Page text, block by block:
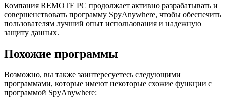
Компания REMOTE PC продолжает активно разрабатывать и
совершенствовать программу SpyAnywhere, чтобы обеспечить
пользователям лучший опыт использования и надежную
защиту данных.
Похожие программы
Возможно, вы также заинтересуетесь следующими
программами, которые имеют некоторые схожие функции с
программой SpyAnywhere: